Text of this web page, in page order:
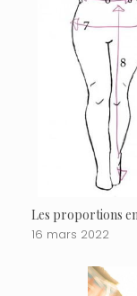
Les proportions
16 mars 2022